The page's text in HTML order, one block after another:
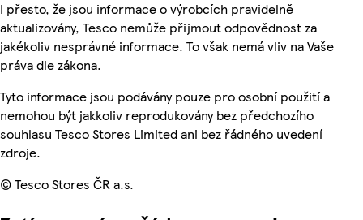
I přesto, že jsou informace o výrobcích pravidelně
aktualizovány, Tesco nemůže přijmout odpovědnost za
jakékoliv nesprávné informace. To však nemá vliv na Vaše
práva dle zákona.
Tyto informace jsou podávány pouze pro osobní použití a
nemohou být jakkoliv reprodukovány bez předchozího
souhlasu Tesco Stores Limited ani bez řádného uvedení
zdroje.
© Tesco Stores ČR a.s.